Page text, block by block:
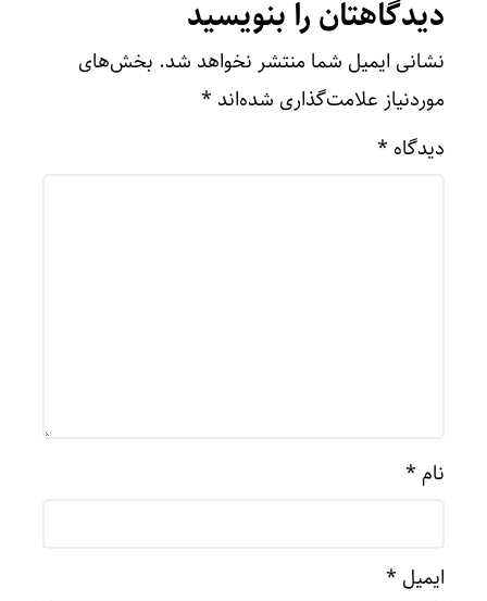
دیدگاهتان را بنویسید
نشانی ایمیل شما منتشر نخواهد شد. بخش‌های
موردنیاز علامت‌گذاری شده‌اند *
دیدگاه *
نام *
ایمیل *